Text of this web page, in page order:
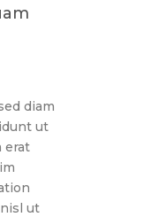
diam
ut
erat
ut